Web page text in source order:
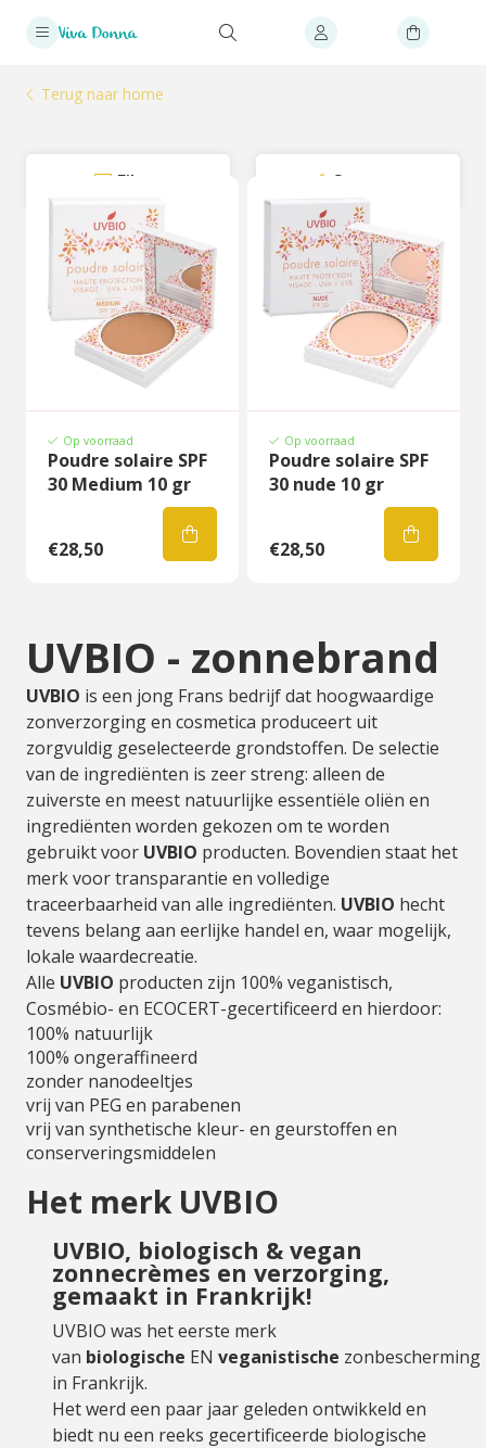
Terug naar home
Filter Sorteer
Op voorraad
Poudre solaire SPF
30 Medium 10 gr
€28,50
Op voorraad
Poudre solaire SPF
30 nude 10 gr
€28,50
UVBIO - zonnebrand
UVBIO is een jong Frans bedrijf dat hoogwaardige
zonverzorging en cosmetica produceert uit
zorgvuldig geselecteerde grondstoffen. De selectie
van de ingrediënten is zeer streng: alleen de
zuiverste en meest natuurlijke essentiële oliën en
ingrediënten worden gekozen om te worden
gebruikt voor UVBIO producten. Bovendien staat het
merk voor transparantie en volledige
traceerbaarheid van alle ingrediënten. UVBIO hecht
tevens belang aan eerlijke handel en, waar mogelijk,
lokale waardecreatie.
Alle UVBIO producten zijn 100% veganistisch,
Cosmébio- en ECOCERT-gecertificeerd en hierdoor:
100% natuurlijk
100% ongeraffineerd
zonder nanodeeltjes
vrij van PEG en parabenen
vrij van synthetische kleur- en geurstoffen en
conserveringsmiddelen
Het merk UVBIO
UVBIO, biologisch & vegan
zonnecrèmes en verzorging,
gemaakt in Frankrijk!
UVBIO was het eerste merk
van biologische EN veganistische zonbescherming
in Frankrijk.
Het werd een paar jaar geleden ontwikkeld en
biedt nu een reeks gecertificeerde biologische